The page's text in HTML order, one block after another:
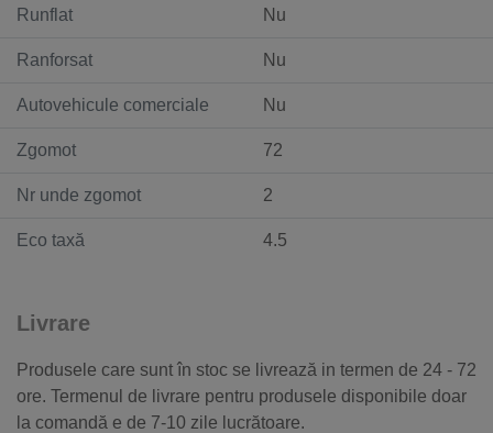
Runflat Nu
Ranforsat Nu
Autovehicule comerciale Nu
Zgomot 72
Nr unde zgomot 2
Eco taxă 4.5
Livrare
Produsele care sunt în stoc se livrează in termen de 24 - 72
ore. Termenul de livrare pentru produsele disponibile doar
la comandă e de 7-10 zile lucrătoare.